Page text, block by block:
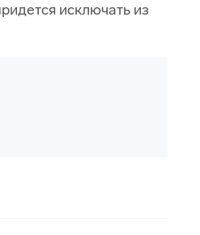
исключать из